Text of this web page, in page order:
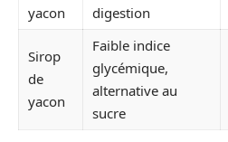
yacon
digestion
Sirop
de
yacon
Faible indice
glycémique,
alternative au
sucre